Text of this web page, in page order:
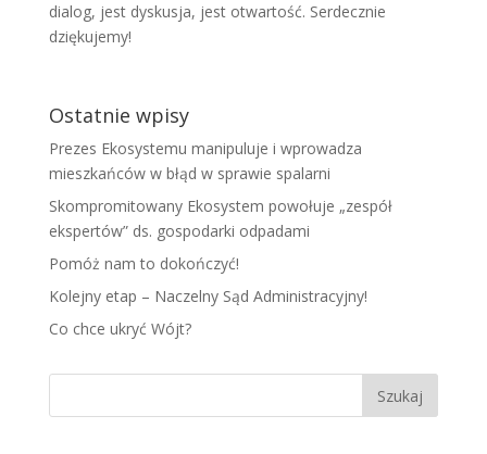
dialog, jest dyskusja, jest otwartość. Serdecznie
dziękujemy!
Ostatnie wpisy
Prezes Ekosystemu manipuluje i wprowadza
mieszkańców w błąd w sprawie spalarni
Skompromitowany Ekosystem powołuje „zespół
ekspertów” ds. gospodarki odpadami
Pomóż nam to dokończyć!
Kolejny etap – Naczelny Sąd Administracyjny!
Co chce ukryć Wójt?